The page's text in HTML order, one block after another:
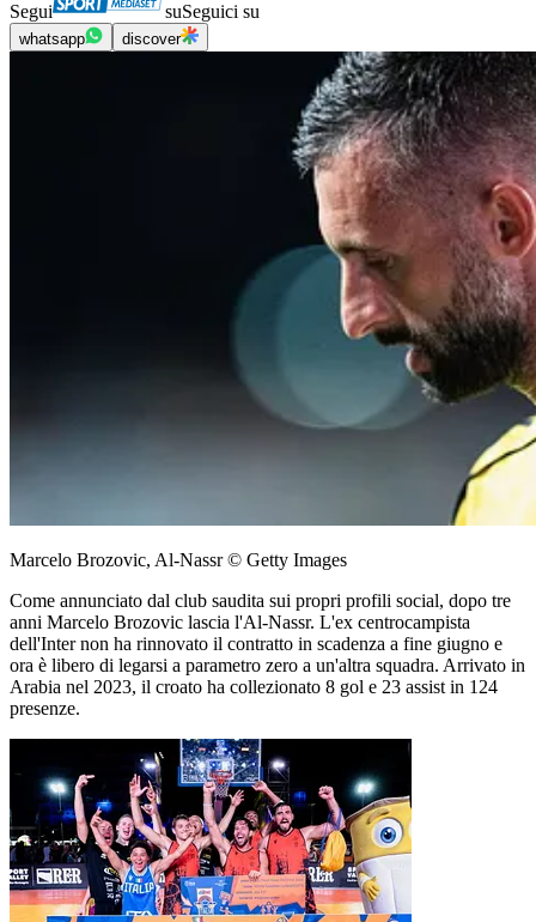
Segui suSeguici su
whatsapp discover
Marcelo Brozovic, Al-Nassr © Getty Images
Come annunciato dal club saudita sui propri profili social, dopo tre
anni Marcelo Brozovic lascia l'Al-Nassr. L'ex centrocampista
dell'Inter non ha rinnovato il contratto in scadenza a fine giugno e
ora è libero di legarsi a parametro zero a un'altra squadra. Arrivato in
Arabia nel 2023, il croato ha collezionato 8 gol e 23 assist in 124
presenze.